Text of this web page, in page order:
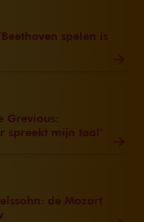
spelen is
Grevious:
spreekt mijn taal’
de Mozart